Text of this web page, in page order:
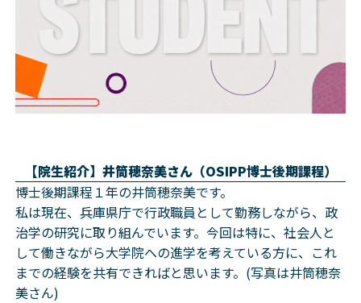
【院生紹介】井筒穂奈美さん（OSIPP博士後期課程）
博士後期課程１年の井筒穂奈美です。
私は現在、兵庫県庁で行政職員として勤務しながら、政
治学の研究に取り組んでいます。今回は特に、社会人と
して働きながら大学院への進学を考えている方に、これ
までの経験を共有できればと思います。(写真は井筒穂奈
美さん)